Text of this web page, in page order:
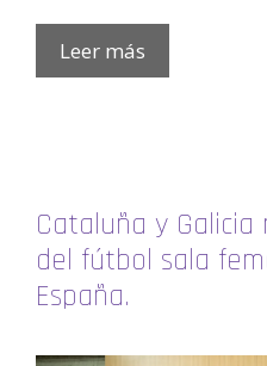
Leer más
Cataluña y
del fútbol sala
España.